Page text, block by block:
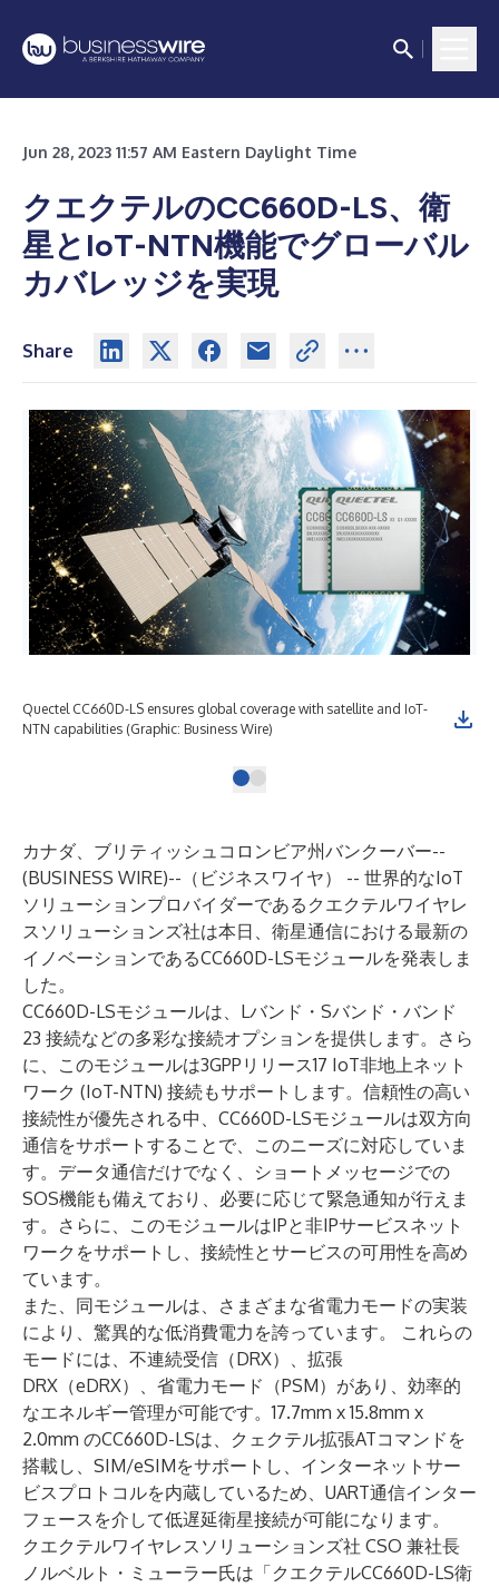
Jun 28, 2023 11:57 AM Eastern Daylight Time
クエクテルのCC660D-LS、衛
星とIoT-NTN機能でグローバル
カバレッジを実現
Share
Quectel CC660D-LS ensures global coverage with satellite and IoT-
NTN capabilities (Graphic: Business Wire)
カナダ、ブリティッシュコロンビア州バンクーバー--
(BUSINESS WIRE)-- （ビジネスワイヤ） -- 世界的なIoT
ソリューションプロバイダーであるクエクテルワイヤレ
スソリューションズ社は本日、衛星通信における最新の
イノベーションであるCC660D-LSモジュールを発表しま
した。
CC660D-LSモジュールは、Lバンド・Sバンド・バンド
23 接続などの多彩な接続オプションを提供します。さら
に、このモジュールは3GPPリリース17 IoT非地上ネット
ワーク (IoT-NTN) 接続もサポートします。信頼性の高い
接続性が優先される中、CC660D-LSモジュールは双方向
通信をサポートすることで、このニーズに対応していま
す。データ通信だけでなく、ショートメッセージでの
SOS機能も備えており、必要に応じて緊急通知が行えま
す。さらに、このモジュールはIPと非IPサービスネット
ワークをサポートし、接続性とサービスの可用性を高め
ています。
また、同モジュールは、さまざまな省電力モードの実装
により、驚異的な低消費電力を誇っています。 これらの
モードには、不連続受信（DRX）、拡張
DRX（eDRX）、省電力モード（PSM）があり、効率的
なエネルギー管理が可能です。17.7mm x 15.8mm x
2.0mm のCC660D-LSは、クェクテル拡張ATコマンドを
搭載し、SIM/eSIMをサポートし、インターネットサー
ビスプロトコルを内蔵しているため、UART通信インター
フェースを介して低遅延衛星接続が可能になります。
クエクテルワイヤレスソリューションズ社 CSO 兼社長
ノルベルト・ミューラー氏は「クエクテルCC660D-LS衛